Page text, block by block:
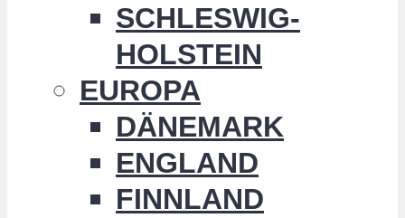
SCHLESWIG-
HOLSTEIN
EUROPA
DÄNEMARK
ENGLAND
FINNLAND